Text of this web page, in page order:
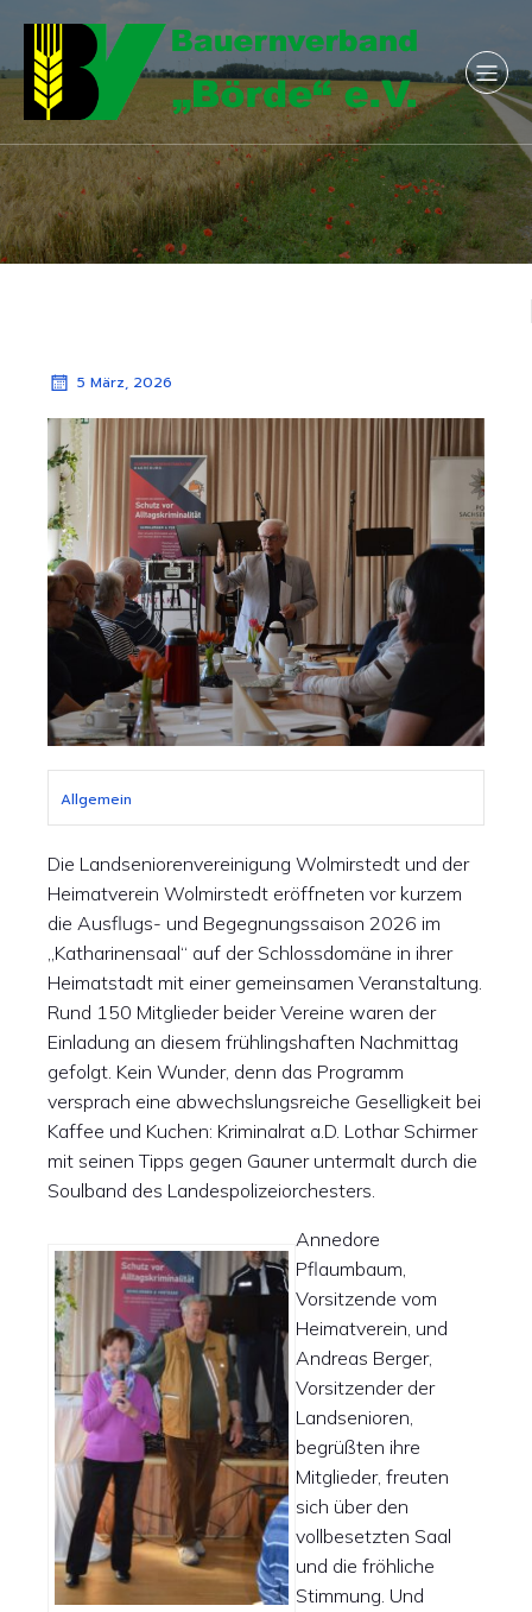
5 März, 2026
Allgemein
Die Landseniorenvereinigung Wolmirstedt und der
Heimatverein Wolmirstedt eröffneten vor kurzem
die Ausflugs- und Begegnungssaison 2026 im
„Katharinensaal“ auf der Schlossdomäne in ihrer
Heimatstadt mit einer gemeinsamen Veranstaltung.
Rund 150 Mitglieder beider Vereine waren der
Einladung an diesem frühlingshaften Nachmittag
gefolgt. Kein Wunder, denn das Programm
versprach eine abwechslungsreiche Geselligkeit bei
Kaffee und Kuchen: Kriminalrat a.D. Lothar Schirmer
mit seinen Tipps gegen Gauner untermalt durch die
Soulband des Landespolizeiorchesters.
Annedore
Pflaumbaum,
Vorsitzende vom
Heimatverein, und
Andreas Berger,
Vorsitzender der
Landsenioren,
begrüßten ihre
Mitglieder, freuten
sich über den
vollbesetzten Saal
und die fröhliche
Stimmung. Und